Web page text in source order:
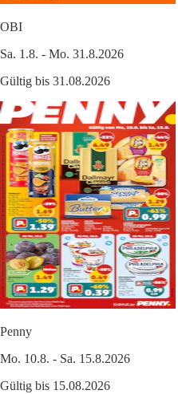
OBI
Sa. 1.8. - Mo. 31.8.2026
Gültig bis 31.08.2026
Penny
Mo. 10.8. - Sa. 15.8.2026
Gültig bis 15.08.2026